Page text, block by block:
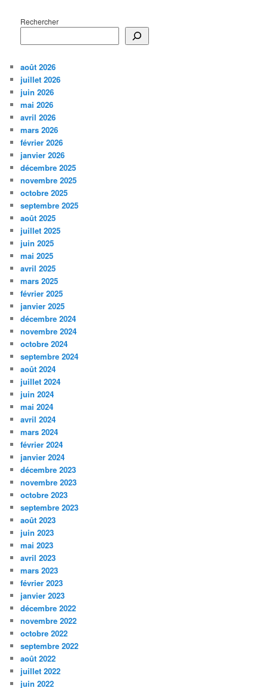
Rechercher
août 2026
juillet 2026
juin 2026
mai 2026
avril 2026
mars 2026
février 2026
janvier 2026
décembre 2025
novembre 2025
octobre 2025
septembre 2025
août 2025
juillet 2025
juin 2025
mai 2025
avril 2025
mars 2025
février 2025
janvier 2025
décembre 2024
novembre 2024
octobre 2024
septembre 2024
août 2024
juillet 2024
juin 2024
mai 2024
avril 2024
mars 2024
février 2024
janvier 2024
décembre 2023
novembre 2023
octobre 2023
septembre 2023
août 2023
juin 2023
mai 2023
avril 2023
mars 2023
février 2023
janvier 2023
décembre 2022
novembre 2022
octobre 2022
septembre 2022
août 2022
juillet 2022
juin 2022